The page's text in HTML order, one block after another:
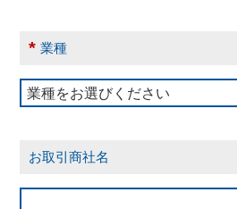
* 業種
お取引商社名